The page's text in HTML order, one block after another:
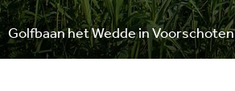
Golfbaan het Wedde in Voorschoten